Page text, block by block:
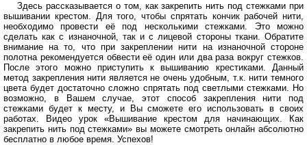
Здесь рассказывается о том, как закрепить нить под стежками при
вышивании крестом. Для того, чтобы спрятать кончик рабочей нити,
необходимо провести её под несколькими стежками. Это можно
сделать как с изнаночной, так и с лицевой стороны ткани. Обратите
внимание на то, что при закреплении нити на изнаночной стороне
полотна рекомендуется обвести её один или два раза вокруг стежков.
После этого можно приступить к вышиванию крестиками. Данный
метод закрепления нити является не очень удобным, т.к. нити темного
цвета будет достаточно сложно спрятать под светлыми стежками. Но
возможно, в Вашем случае, этот способ закрепления нити под
стежками будет к месту, и Вы сможете его использовать в своих
работах. Видео урок «Вышивание крестом для начинающих. Как
закрепить нить под стежками» вы можете смотреть онлайн абсолютно
бесплатно в любое время. Успехов!